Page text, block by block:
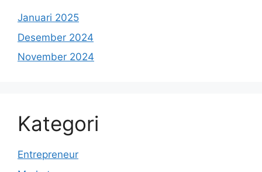
Januari 2025
Desember 2024
November 2024
Kategori
Entrepreneur